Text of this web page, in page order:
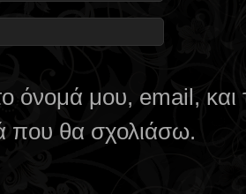
όνομά μου, email, και
που θα σχολιάσω.